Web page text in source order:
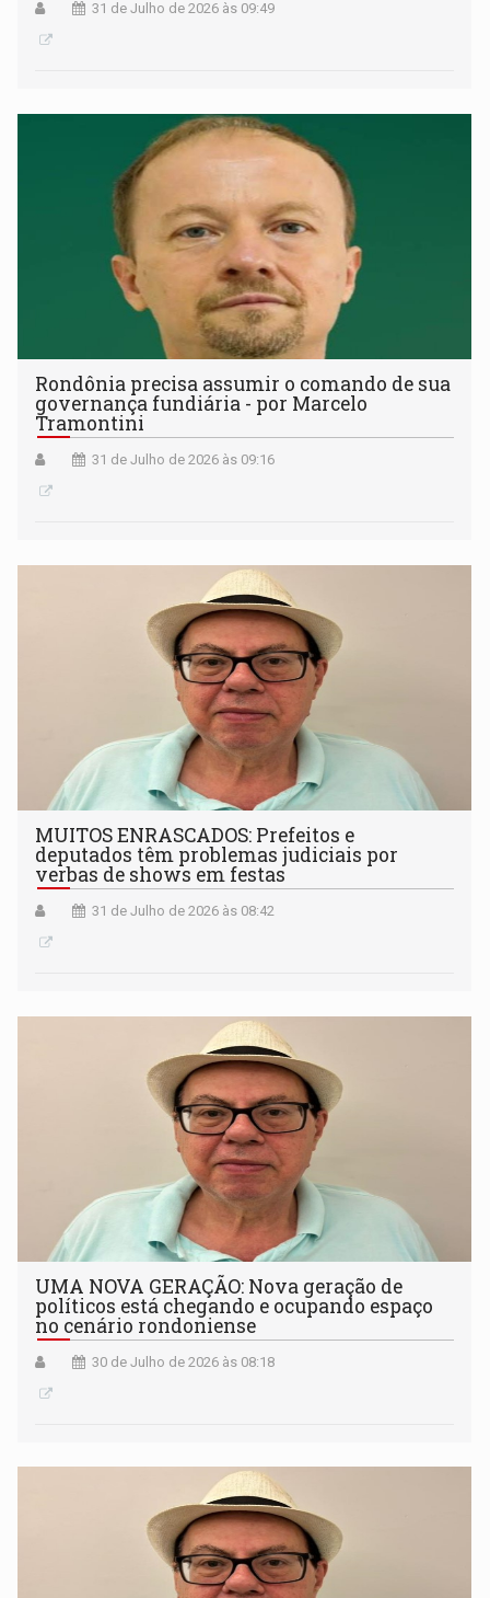
31 de Julho de 2026 às 09:49
Rondônia precisa assumir o comando de sua
governança fundiária - por Marcelo
Tramontini
31 de Julho de 2026 às 09:16
MUITOS ENRASCADOS: Prefeitos e
deputados têm problemas judiciais por
verbas de shows em festas
31 de Julho de 2026 às 08:42
UMA NOVA GERAÇÃO: Nova geração de
políticos está chegando e ocupando espaço
no cenário rondoniense
30 de Julho de 2026 às 08:18